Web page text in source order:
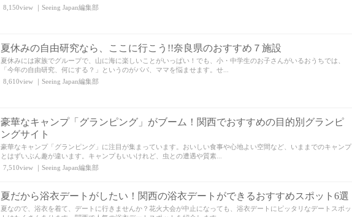
8,150view
Seeing Japan編集部
夏休みの自由研究なら、ここに行こう!!奈良県のおすすめ７施設
夏休みには家族でグループで、山に海に楽しいことがいっぱい！でも、小・中学生のお子さんがいるおうちでは、
「今年の自由研究、何にする？」というのがパパ、ママを悩ませます。せ...
8,610view
Seeing Japan編集部
豪華なキャンプ「グランピング」がブーム！関西でおすすめの目的別グランピ
ングサイト
豪華なキャンプ「グランピング」に注目が集まっています。おいしい食事や心地よい空間など、いままでのキャンプ
とはずいぶん趣が違います。キャンプもいいけれど、虫との遭遇や質素...
7,510view
Seeing Japan編集部
夏だから浴衣デートがしたい！関西の浴衣デートができるおすすめスポット6選
夏なので、浴衣を着て、デートに行きませんか？花火大会が中止になっても、浴衣デートにピッタリなデートスポッ